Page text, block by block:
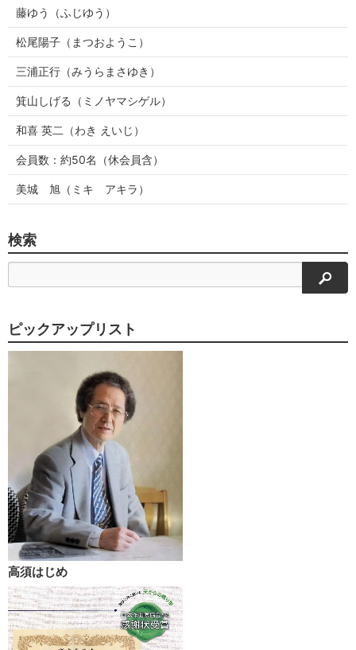
藤ゆう（ふじゆう）
松尾陽子（まつおようこ）
三浦正行（みうらまさゆき）
箕山しげる（ミノヤマシゲル）
和喜 英二（わき えいじ）
会員数：約50名（休会員含）
美城 旭（ミキ アキラ）
検索
検索
ピックアップリスト
高須はじめ